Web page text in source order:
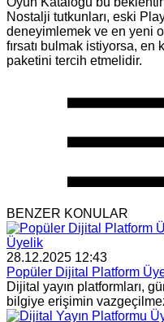
Nostalji tutkunları, eski
deneyimlemek ve en yeni
fırsatı bulmak istiyorsa, en
paketini tercih etmelidir.
BENZER KONULAR
Üyelik
28.12.2025 12:43
Popüler Dijital Platform
Dijital yayın platformları,
bilgiye erişimin